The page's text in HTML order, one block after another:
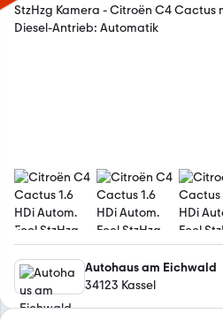
Autohaus am Eichwald
34123 Kassel